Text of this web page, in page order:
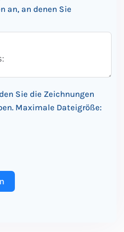
an, an denen Sie
Sie die Zeichnungen
Maximale Dateigröße: